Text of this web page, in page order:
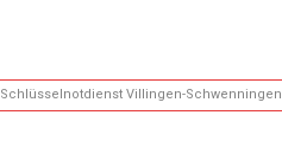
Schlüsselnotdienst Villingen-Schwenningen